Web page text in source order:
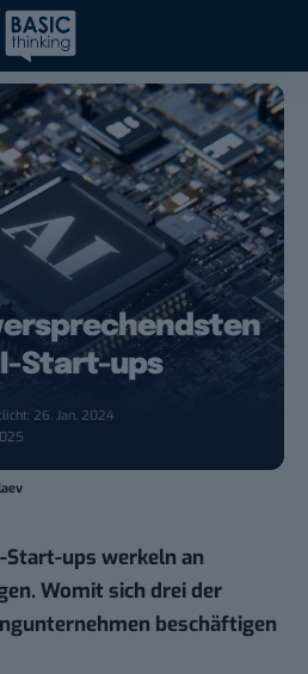
Start-ups
26. Jan. 2024
Start-ups werkeln an
Womit sich drei der
beschäftigen